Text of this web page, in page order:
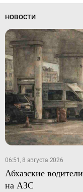
НОВОСТИ
06:51, 8 августа 2026
Абхазские
на АЗС